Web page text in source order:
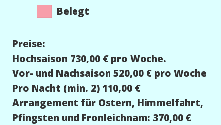
Belegt
Preise:
Hochsaison 730,00 € pro Woche.
Vor- und Nachsaison 520,00 € pro Woche
Pro Nacht (min. 2) 110,00 €
Arrangement für Ostern, Himmelfahrt,
Pfingsten und Fronleichnam: 370,00 €